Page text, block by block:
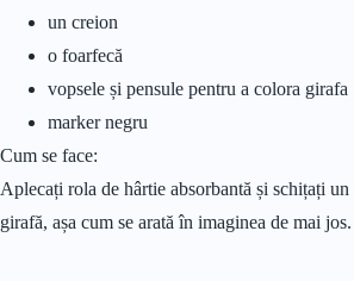
un creion
o foarfecă
vopsele și pensule pentru a colora girafa
marker negru
Cum se face:
Aplecați rola de hârtie absorbantă și schițați
girafă, așa cum se arată în imaginea de mai jos.